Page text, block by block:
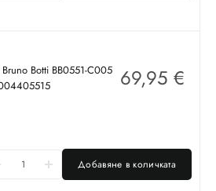
Bruno Botti BB0551-C005
69,95 €
Добавяне в количката